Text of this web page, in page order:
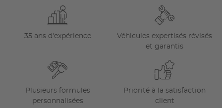
35 ans d'expérience
Véhicules expertisés révisés
et garantis
Plusieurs formules
personnalisées
Priorité à la satisfaction
client